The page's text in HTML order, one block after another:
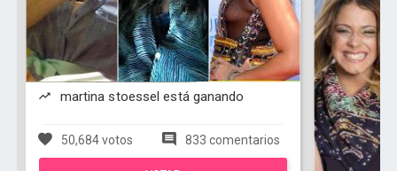
martina stoessel está ganando
50,684 votos 833 comentarios